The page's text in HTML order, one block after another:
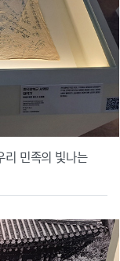
리 민족의 빛나는